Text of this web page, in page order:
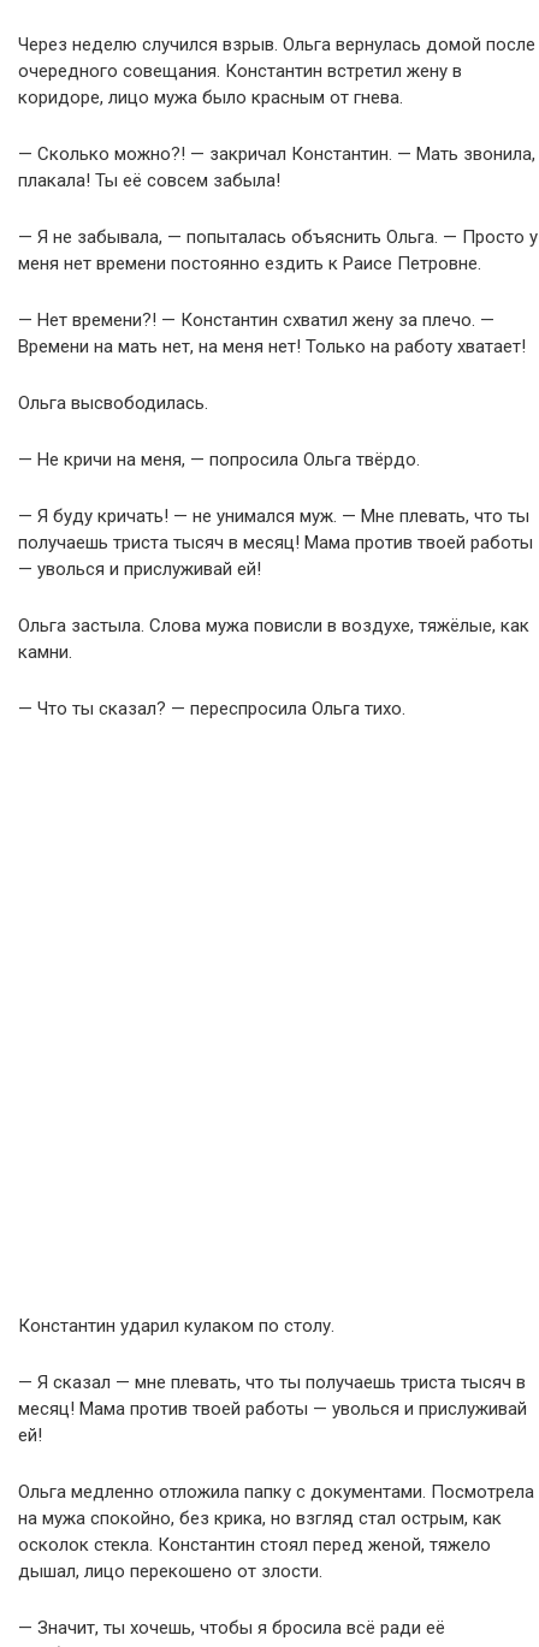
Через неделю случился взрыв. Ольга вернулась домой после
очередного совещания. Константин встретил жену в
коридоре, лицо мужа было красным от гнева.
— Сколько можно?! — закричал Константин. — Мать звонила,
плакала! Ты её совсем забыла!
— Я не забывала, — попыталась объяснить Ольга. — Просто у
меня нет времени постоянно ездить к Раисе Петровне.
— Нет времени?! — Константин схватил жену за плечо. —
Времени на мать нет, на меня нет! Только на работу хватает!
Ольга высвободилась.
— Не кричи на меня, — попросила Ольга твёрдо.
— Я буду кричать! — не унимался муж. — Мне плевать, что ты
получаешь триста тысяч в месяц! Мама против твоей работы
— уволься и прислуживай ей!
Ольга застыла. Слова мужа повисли в воздухе, тяжёлые, как
камни.
— Что ты сказал? — переспросила Ольга тихо.
Константин ударил кулаком по столу.
— Я сказал — мне плевать, что ты получаешь триста тысяч в
месяц! Мама против твоей работы — уволься и прислуживай
ей!
Ольга медленно отложила папку с документами. Посмотрела
на мужа спокойно, без крика, но взгляд стал острым, как
осколок стекла. Константин стоял перед женой, тяжело
дышал, лицо перекошено от злости.
— Значит, ты хочешь, чтобы я бросила всё ради её